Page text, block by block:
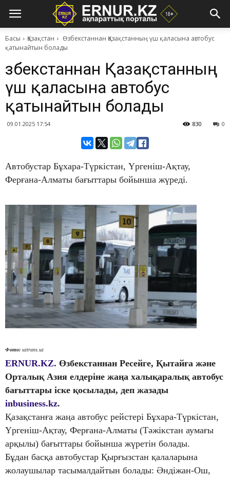
Басы Қазақстан
Өзбекстаннан Қазақстанның үш қаласына автобус
қатынайтын болады
Өзбекстаннан Қазақстанның
үш қаласына автобус
қатынайтын болады
09.01.2025 17:54 0
830
Автобустар Бұхара-Түркістан, Үргеніш-Ақтау,
Ферғана-Алматы бағыттары бойынша жүреді.
Фото: uztrans.uz
ERNUR.KZ. Өзбекстаннан Ресейге, Қытайға және
Орталық Азия елдеріне жаңа халықаралық автобус
бағыттары іске қосылады, деп жазады
inbusiness.kz.
Қазақстанға жаңа автобус рейстері Бұхара-Түркістан,
Үргеніш-Ақтау, Ферғана-Алматы (Тәжікстан аумағы
арқылы) бағыттары бойынша жүретін болады.
Бұдан басқа автобустар Қырғызстан қалаларына
жолаушылар тасымалдайтын болады: Әндіжан-Ош,